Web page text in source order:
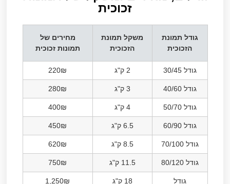
זכוכית​
גודל תמונת
הזכוכית
משקל תמונת
הזכוכית
מחירים של
תמונות זכוכית
גודל 30/45 2 ק"ג 220₪
גודל 40/60 3 ק"ג 280₪
גודל 50/70 4 ק"ג 400₪
גודל 60/90 6.5 ק"ג 450₪
גודל 70/100 8.5 ק"ג 620₪
גודל 80/120 11.5 ק"ג 750₪
גודל 18 ק"ג 1,250₪